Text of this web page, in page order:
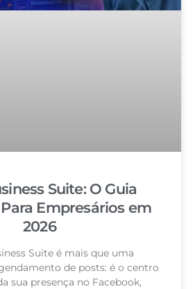
Suite: O Guia
Empresários em
2026
Suite é mais que uma
de posts: é o centro
sua presença no Facebook,